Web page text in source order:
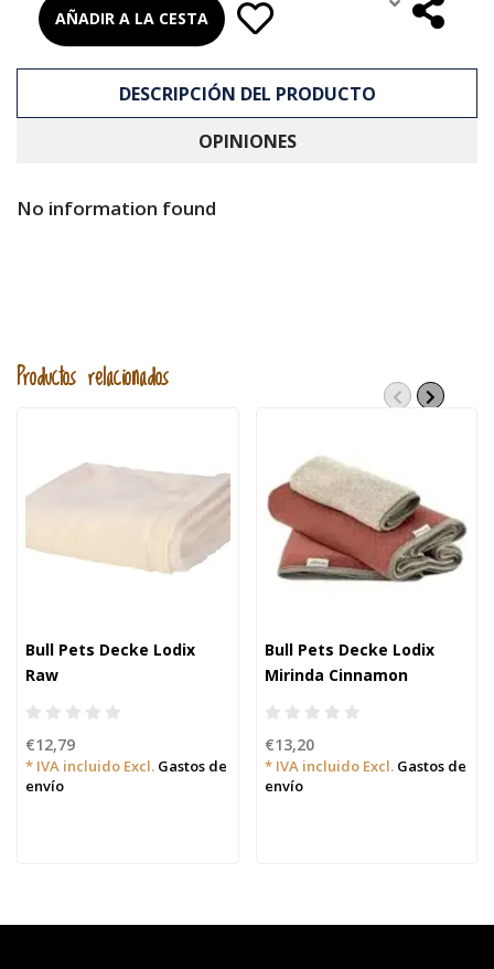
AÑADIR A LA CESTA
DESCRIPCIÓN DEL PRODUCTO
OPINIONES
No information found
Productos relacionados
Bull Pets Decke Lodix
Raw
€12,79
* IVA incluido Excl. Gastos de
envío
Bull Pets Decke Lodix
Mirinda Cinnamon
€13,20
* IVA incluido Excl. Gastos de
envío